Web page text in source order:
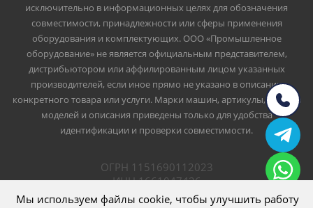
исключительно в информационных целях для обозначения
совместимости, принадлежности или сферы применения
оборудования и комплектующих. ООО «Промышленное
оборудование» не является официальным представителем,
дистрибьютором или аффилированным лицом указанных
производителей, если иное прямо не указано в описании
конкретного товара или услуги. Марки машин, артикулы, номера
моделей и описания приведены только для удобства
идентификации и проверки совместимости.
ОГРН 1151690112023
ИНН 1661047426
ООО Промышленное оборудование
Мы используем файлы cookie, чтобы улучшить работу